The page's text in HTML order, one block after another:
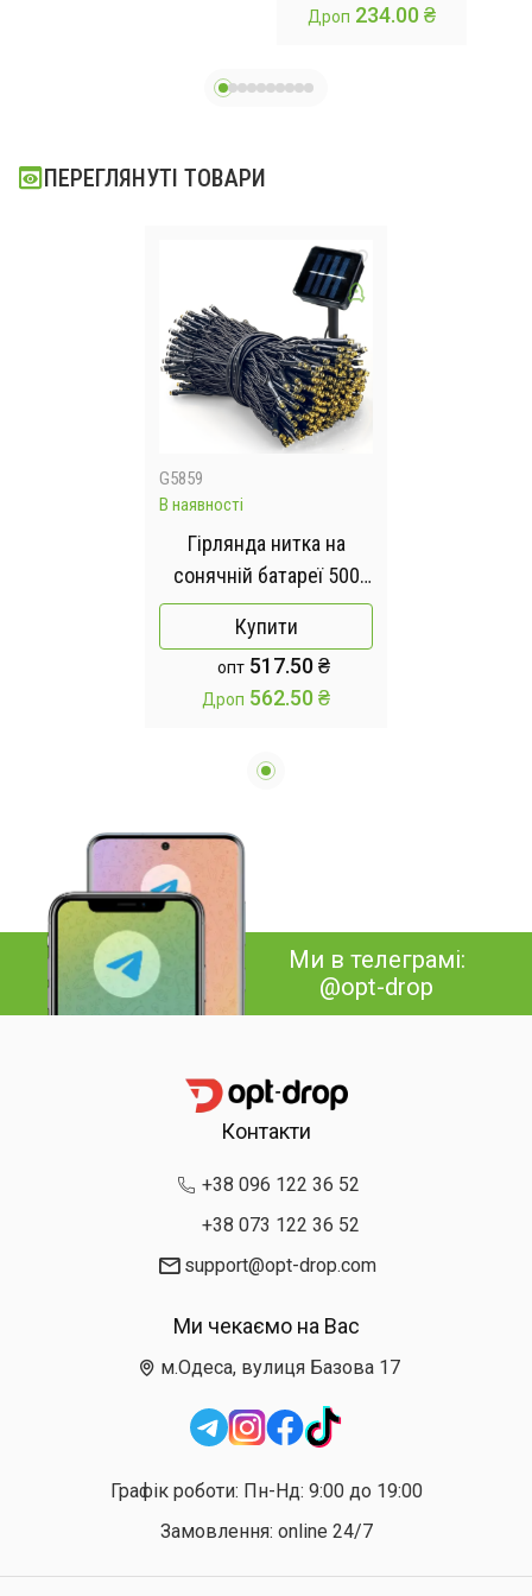
новорічна
Дроп 234.00 ₴
ПЕРЕГЛЯНУТІ ТОВАРИ
G5859
В наявності
Гірлянда нитка на
сонячній батареї 500
LED 50м чорний дріт
жовтий
Купити
опт 517.50 ₴
Дроп 562.50 ₴
Ми в телеграмі:
@opt-drop
Контакти
+38 096 122 36 52
+38 073 122 36 52
support@opt-drop.com
Ми чекаємо на Вас
м.Одеса, вулиця Базова 17
Графік роботи: Пн-Нд: 9:00 до 19:00
Замовлення: online 24/7